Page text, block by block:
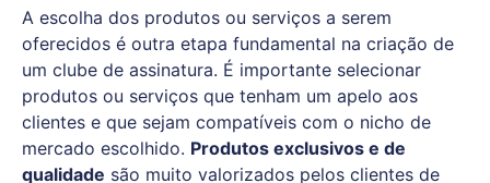
A escolha dos produtos ou serviços a serem
oferecidos é outra etapa fundamental na criação de
um clube de assinatura. É importante selecionar
produtos ou serviços que tenham um apelo aos
clientes e que sejam compatíveis com o nicho de
mercado escolhido. Produtos exclusivos e de
qualidade são muito valorizados pelos clientes de